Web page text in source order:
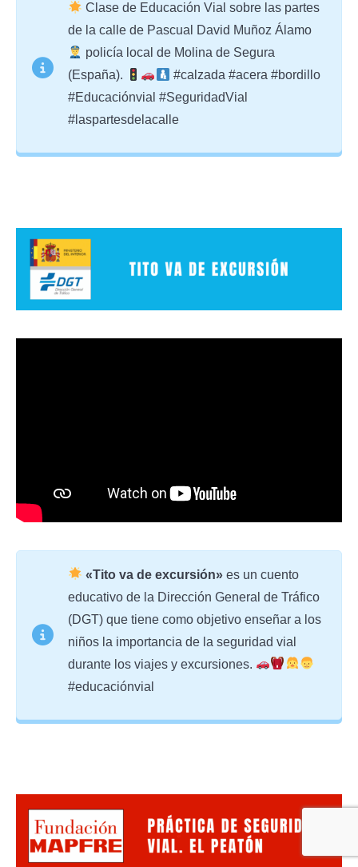
Clase de Educación Vial sobre las partes
de la calle de Pascual David Muñoz Álamo
policía local de Molina de Segura
(España).
#calzada #acera #bordillo
#Educaciónvial #SeguridadVial
#laspartesdelacalle
«Tito va de excursión» es un cuento
educativo de la Dirección General de Tráfico
(DGT) que tiene como objetivo enseñar a los
niños la importancia de la seguridad vial
durante los viajes y excursiones.
#educaciónvial